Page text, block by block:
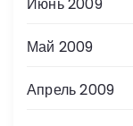
Май 2009
Апрель 2009